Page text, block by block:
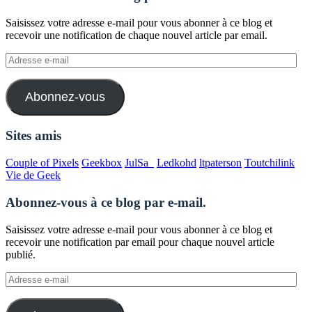
Saisissez votre adresse e-mail pour vous abonner à ce blog et
recevoir une notification de chaque nouvel article par email.
Adresse
e-
mail
Abonnez-vous
Sites amis
Couple of Pixels Geekbox JulSa_ Ledkohd ltpaterson Toutchilink
Vie de Geek
Abonnez-vous à ce blog par e-mail.
Saisissez votre adresse e-mail pour vous abonner à ce blog et
recevoir une notification par email pour chaque nouvel article
publié.
Adresse
e-
mail